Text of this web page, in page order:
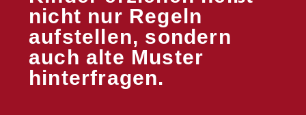
nicht nur Regeln
aufstellen, sondern
auch alte Muster
hinterfragen.